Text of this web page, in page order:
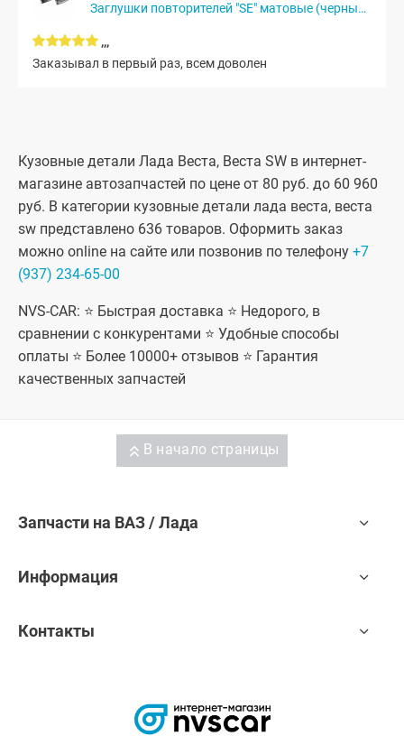
Заглушки повторителей "SE" матовые (черный мат)
,,,
Заказывал в первый раз, всем доволен
Кузовные детали Лада Веста, Веста SW в интернет-
магазине автозапчастей по цене от 80 руб. до 60 960
руб. В категории кузовные детали лада веста, веста
sw представлено 636 товаров. Оформить заказ
можно online на сайте или позвонив по телефону +7
(937) 234-65-00
NVS-CAR: ⭐ Быстрая доставка ⭐ Недорого, в
сравнении с конкурентами ⭐ Удобные способы
оплаты ⭐ Более 10000+ отзывов ⭐ Гарантия
качественных запчастей
В начало страницы
Запчасти на ВАЗ / Лада
Информация
Контакты